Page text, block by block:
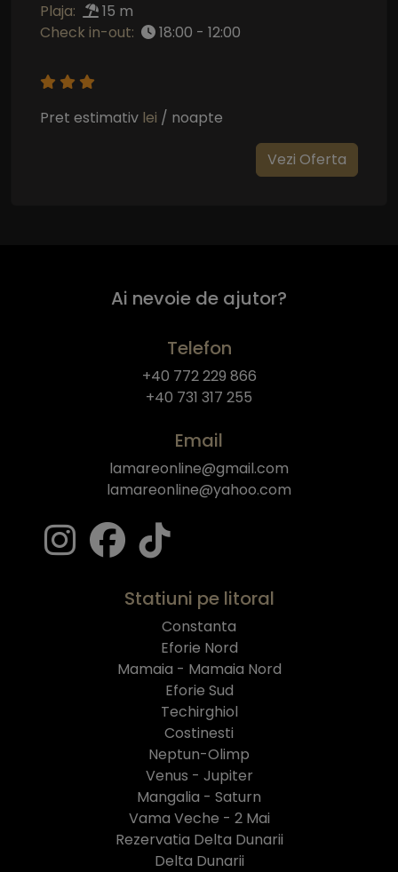
Plaja:
15 m
Check in-out:
18:00 - 12:00
Pret estimativ lei / noapte
Vezi Oferta
Ai nevoie de ajutor?
Telefon
+40 772 229 866
+40 731 317 255
Email
lamareonline@gmail.com
lamareonline@yahoo.com
Statiuni pe litoral
Constanta
Eforie Nord
Mamaia - Mamaia Nord
Eforie Sud
Techirghiol
Costinesti
Neptun-Olimp
Venus - Jupiter
Mangalia - Saturn
Vama Veche - 2 Mai
Rezervatia Delta Dunarii
Delta Dunarii